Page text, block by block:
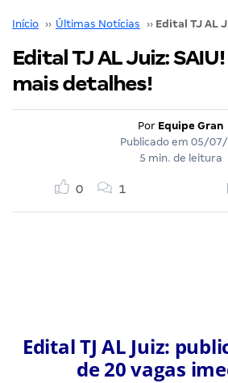
Início ›› Últimas Notícias ››
Edital TJ AL Juiz:
mais detalhes!
Por Equipe Gran
Publicado em 05/
5 min. de leitura
0 1
Edital TJ AL Juiz:
de 20 vagas